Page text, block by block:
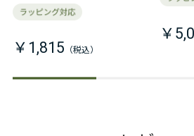
￥1,815
￥